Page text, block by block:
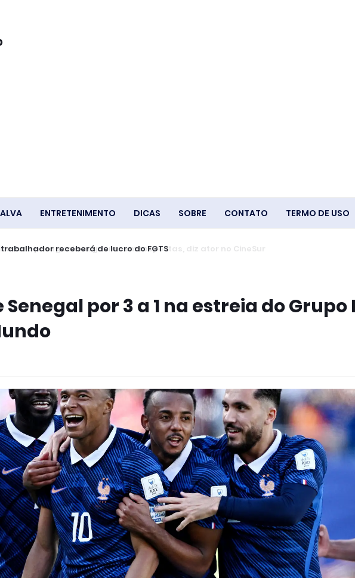
ENTRETENIMENTO DICAS SOBRE CONTATO TERMO DE USO
receberá de lucro do FGTS
por 3 a 1 na estreia do Grupo